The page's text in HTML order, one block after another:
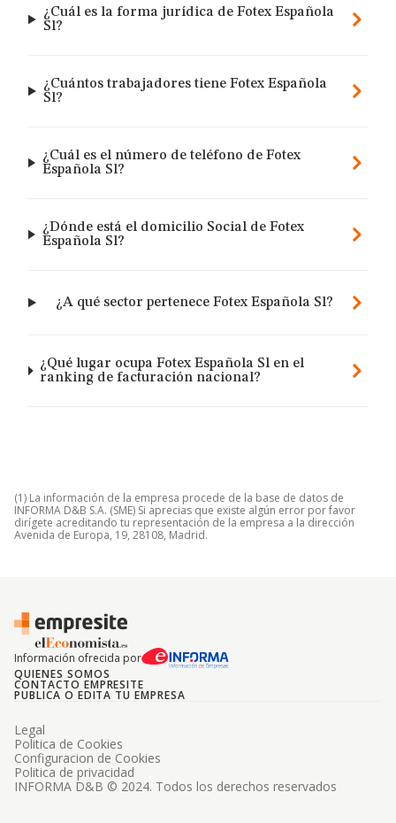
¿Cuál es la forma jurídica de Fotex Española
Sl?
¿Cuántos trabajadores tiene Fotex Española
Sl?
¿Cuál es el número de teléfono de Fotex
Española Sl?
¿Dónde está el domicilio Social de Fotex
Española Sl?
¿A qué sector pertenece Fotex Española Sl?
¿Qué lugar ocupa Fotex Española Sl en el
ranking de facturación nacional?
(1) La información de la empresa procede de la base de datos de
INFORMA D&B S.A. (SME) Si aprecias que existe algún error por favor
dirígete acreditando tu representación de la empresa a la dirección
Avenida de Europa, 19, 28108, Madrid.
Información ofrecida por
QUIENES SOMOS
CONTACTO EMPRESITE
PUBLICA O EDITA TU EMPRESA
INFORMA D&B © 2024. Todos los derechos reservados
Legal
Politica de Cookies
Configuracion de Cookies
Politica de privacidad